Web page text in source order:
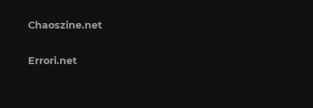
Chaoszine.net
Errori.net